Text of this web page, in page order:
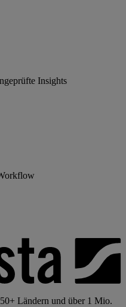
Insights
Ländern und über 1 Mio.